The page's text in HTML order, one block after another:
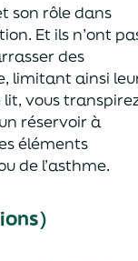
son rôle dans
Et ils n’ont
des
limitant ainsi
vous
réservoir à
éléments
de l’asthme.